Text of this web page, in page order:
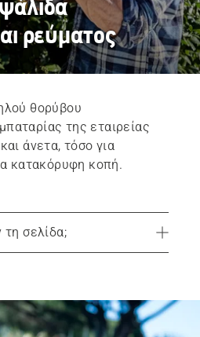
ρεύματος
θορύβου
της εταιρείας
άνετα, τόσο για
κατακόρυφη κοπή.
τη σελίδα;